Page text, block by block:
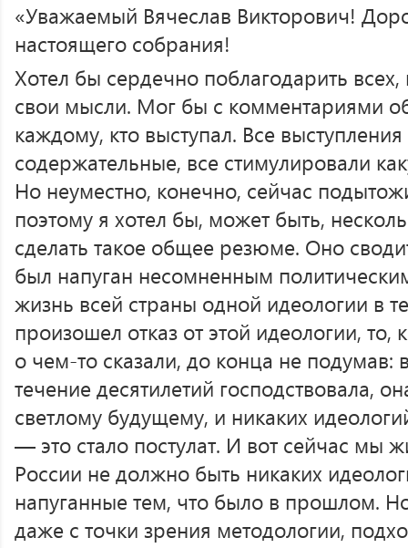
«Уважаемый Вячеслав Викторович!
настоящего собрания!
Хотел бы сердечно поблагодарить
свои мысли. Мог бы с комментариями
каждому, кто выступал. Все
содержательные, все стимулировали
Но неуместно, конечно, сейчас
поэтому я хотел бы, может быть,
сделать такое общее резюме. Оно
был напуган несомненным
жизнь всей страны одной идеологии в
произошел отказ от этой идеологии, то,
о чем-то сказали, до конца не подумав:
течение десятилетий господствовала,
светлому будущему, и никаких
— это стало постулат. И вот сейчас мы
России не должно быть никаких
напуганные тем, что было в прошлом.
даже с точки зрения методологии,